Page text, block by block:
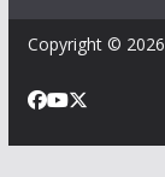
Copyright © 2026